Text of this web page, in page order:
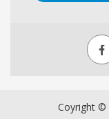
Coyright ©